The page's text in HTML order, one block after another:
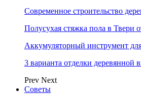
Современное строительство
Полусухая стяжка пола в Твери
Аккумуляторный инструмент
3 варианта отделки
Prev Next
Советы